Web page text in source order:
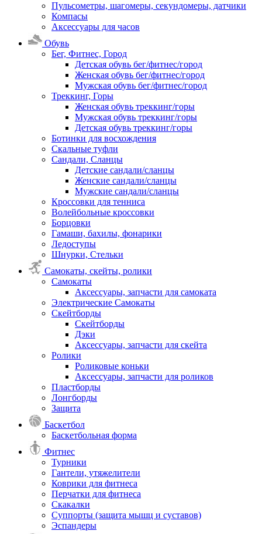
Пульсометры, шагомеры, секундомеры, датчики
Компасы
Аксессуары для часов
Обувь
Бег, Фитнес, Город
Детская обувь бег/фитнес/город
Женская обувь бег/фитнес/город
Мужская обувь бег/фитнес/город
Треккинг, Горы
Женская обувь треккинг/горы
Мужская обувь треккинг/горы
Детская обувь треккинг/горы
Ботинки для восхождения
Скальные туфли
Сандали, Сланцы
Детские сандали/сланцы
Женские сандали/сланцы
Мужские сандали/сланцы
Кроссовки для тенниса
Волейбольные кроссовки
Борцовки
Гамаши, бахилы, фонарики
Ледоступы
Шнурки, Стельки
Самокаты, скейты, ролики
Самокаты
Аксессуары, запчасти для самоката
Электрические Самокаты
Скейтборды
Скейтборды
Дэки
Аксессуары, запчасти для скейта
Ролики
Роликовые коньки
Аксессуары, запчасти для роликов
Пластборды
Лонгборды
Защита
Баскетбол
Баскетбольная форма
Фитнес
Турники
Гантели, утяжелители
Коврики для фитнеса
Перчатки для фитнеса
Скакалки
Суппорты (защита мышц и суставов)
Эспандеры